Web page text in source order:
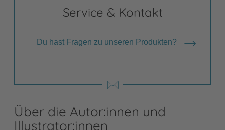
Service & Kontakt
Du hast Fragen zu unseren Produkten?
Über die Autor:innen und
Illustrator:innen